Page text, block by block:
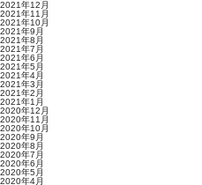
2021年12月
2021年11月
2021年10月
2021年9月
2021年8月
2021年7月
2021年6月
2021年5月
2021年4月
2021年3月
2021年2月
2021年1月
2020年12月
2020年11月
2020年10月
2020年9月
2020年8月
2020年7月
2020年6月
2020年5月
2020年4月